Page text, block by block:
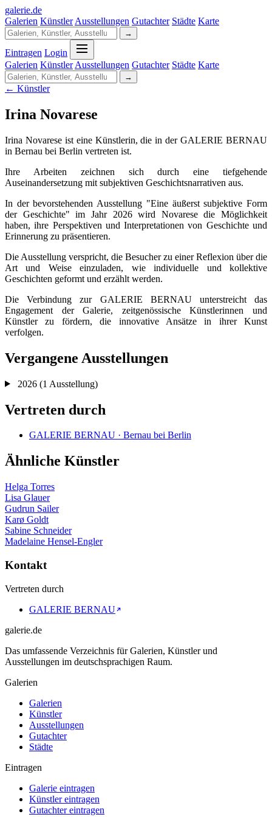
galerie.de
Galerien Künstler Ausstellungen Gutachter Städte Karte
→
Eintragen Login
Galerien Künstler Ausstellungen Gutachter Städte Karte
→
← Künstler
Irina Novarese
Irina Novarese ist eine Künstlerin, die in der GALERIE BERNAU
in Bernau bei Berlin vertreten ist.
Ihre Arbeiten zeichnen sich durch eine tiefgehende
Auseinandersetzung mit subjektiven Geschichtsnarrativen aus.
In der bevorstehenden Ausstellung "Eine äußerst subjektive Form
der Geschichte" im Jahr 2026 wird Novarese die Möglichkeit
haben, ihre Perspektiven und Interpretationen von Geschichte und
Erinnerung zu präsentieren.
Die Ausstellung verspricht, die Besucher zu einer Reflexion über die
Art und Weise einzuladen, wie individuelle und kollektive
Geschichten geformt und erzählt werden.
Die Verbindung zur GALERIE BERNAU unterstreicht das
Engagement der Galerie, zeitgenössische Künstlerinnen und
Künstler zu fördern, die innovative Ansätze in ihrer Kunst
verfolgen.
Vergangene Ausstellungen
2026 (1 Ausstellung)
Vertreten durch
GALERIE BERNAU · Bernau bei Berlin
Ähnliche Künstler
Helga Torres
Lisa Glauer
Gudrun Sailer
Karø Goldt
Sabine Schneider
Madelaine Hensel-Engler
Kontakt
Vertreten durch
GALERIE BERNAU
galerie.de
Das umfassende Verzeichnis für Galerien, Künstler und
Ausstellungen im deutschsprachigen Raum.
Galerien
Galerien
Künstler
Ausstellungen
Gutachter
Städte
Eintragen
Galerie eintragen
Künstler eintragen
Gutachter eintragen